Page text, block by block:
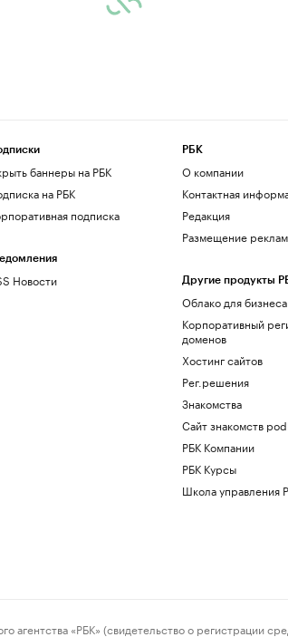
баннеры на РБК
на РБК
подписка
Новости
РБК
О компании
Контактная
Редакция
Размещение
Другие продукты
Облако для бизнеса
Корпоративный
доменов
Хостинг сайтов
Рег.решения
Знакомства
Сайт знакомств
РБК Компании
РБК Курсы
Школа управления
«РБК» (свидетельство о регистрации